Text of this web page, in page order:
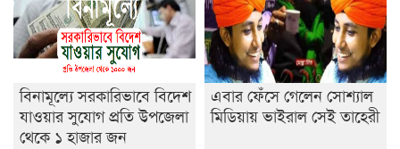
শেষ সময়ে ভোট কারচুরি অভিযোগ আবিদের
বিনামূল্যে সরকারিভাবে বিদেশ
যাওয়ার সুযোগ প্রতি উপজেলা
থেকে ১ হাজার জন
এবার ফেঁসে গেলেন সোশ্যাল
মিডিয়ায় ভাইরাল সেই তাহেরী